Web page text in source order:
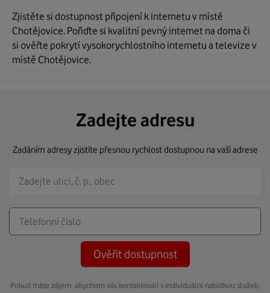
Zjistěte si dostupnost připojení k internetu v místě
Chotějovice. Pořiďte si kvalitní pevný internet na doma či
si ověřte pokrytí vysokorychlostního internetu a televize v
místě Chotějovice.
Zadejte adresu
Zadáním adresy zjistíte přesnou rychlost dostupnou na vaší adrese
Ověřit dostupnost
Pokud máte zájem, abychom vás kontaktovali s individuální nabídkou služeb,